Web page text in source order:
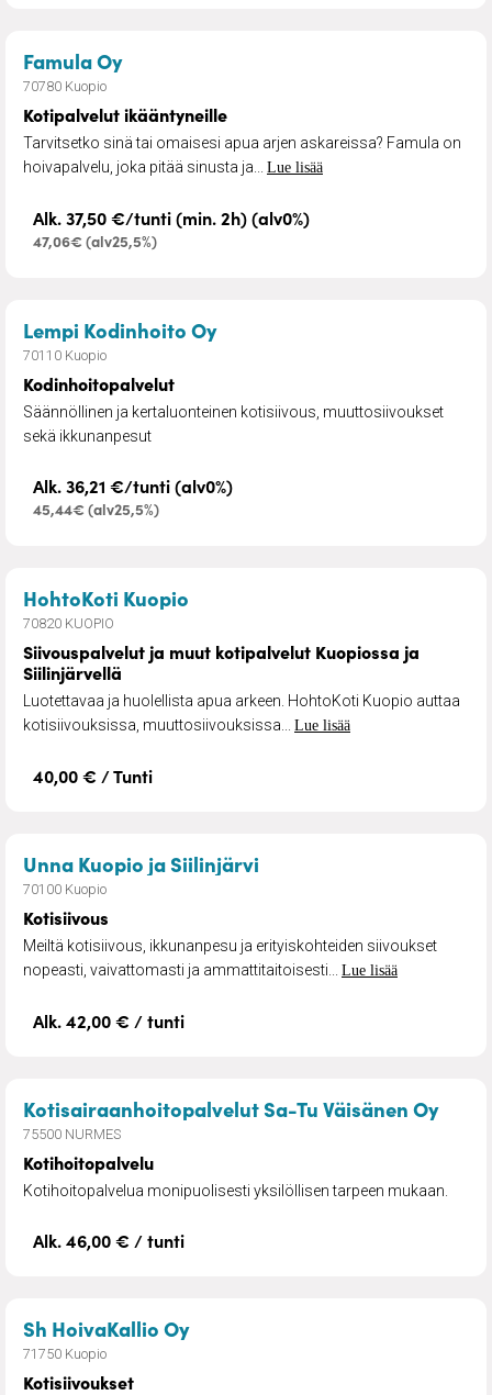
Famula Oy– Kotipalvelut ikääntyneille
70780 Kuopio
Kotipalvelut ikääntyneille
Tarvitsetko sinä tai omaisesi apua arjen askareissa? Famula on
hoivapalvelu, joka pitää sinusta ja... Lue lisää
Alk. 37,50 €/tunti (min. 2h) (alv0%)
47,06€ (alv25,5%)
Lempi Kodinhoito Oy– Kodinhoitopalvelut
70110 Kuopio
Kodinhoitopalvelut
Säännöllinen ja kertaluonteinen kotisiivous, muuttosiivoukset
sekä ikkunanpesut
Alk. 36,21 €/tunti (alv0%)
45,44€ (alv25,5%)
HohtoKoti Kuopio
70820 KUOPIO
Siivouspalvelut ja muut kotipalvelut Kuopiossa ja
Siilinjärvellä
Luotettavaa ja huolellista apua arkeen. HohtoKoti Kuopio auttaa
kotisiivouksissa, muuttosiivouksissa... Lue lisää
40,00 € / Tunti
Unna Kuopio ja Siilinjärvi
70100 Kuopio
Kotisiivous
Meiltä kotisiivous, ikkunanpesu ja erityiskohteiden siivoukset
nopeasti, vaivattomasti ja ammattitaitoisesti... Lue lisää
Alk. 42,00 € / tunti
Kotisairaanhoitopalvelut Sa-Tu Väisänen Oy–
75500 NURMES
Kotihoitopalvelu
Kotihoitopalvelua monipuolisesti yksilöllisen tarpeen mukaan.
Alk. 46,00 € / tunti
Sh HoivaKallio Oy– Kotisiivoukset
71750 Kuopio
Kotisiivoukset